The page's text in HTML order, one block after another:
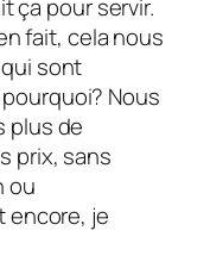
ça pour servir.
fait, cela nous
sont
Nous
plus de
prix, sans
ou
encore, je